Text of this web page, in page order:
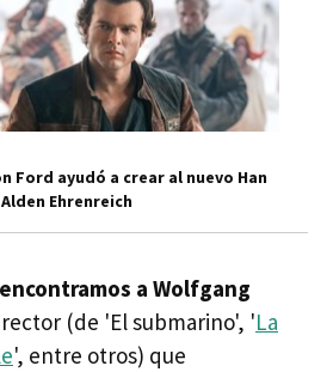
Ford ayudó a crear al nuevo Han
Ehrenreich
a Wolfgang
(de 'El submarino', 'La
', entre otros) que